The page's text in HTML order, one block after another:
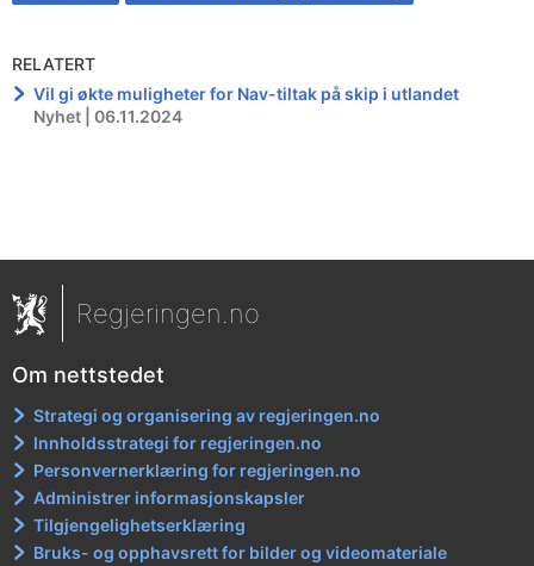
RELATERT
Vil gi økte muligheter for Nav-tiltak på skip i utlandet
Nyhet | 06.11.2024
Regjeringen.no
Om nettstedet
Strategi og organisering av regjeringen.no
Innholdsstrategi for regjeringen.no
Personvernerklæring for regjeringen.no
Administrer informasjonskapsler
Tilgjengelighetserklæring
Bruks- og opphavsrett for bilder og videomateriale